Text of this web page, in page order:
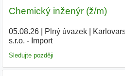
Chemický inženýr (ž/m)
05.08.26| Plný úvazek|
s.r.o. - Import
Sledujte později